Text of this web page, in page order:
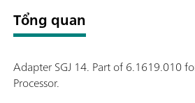
Tổng quan
Adapter SGJ 14. Part of 6.1619.010
Processor.